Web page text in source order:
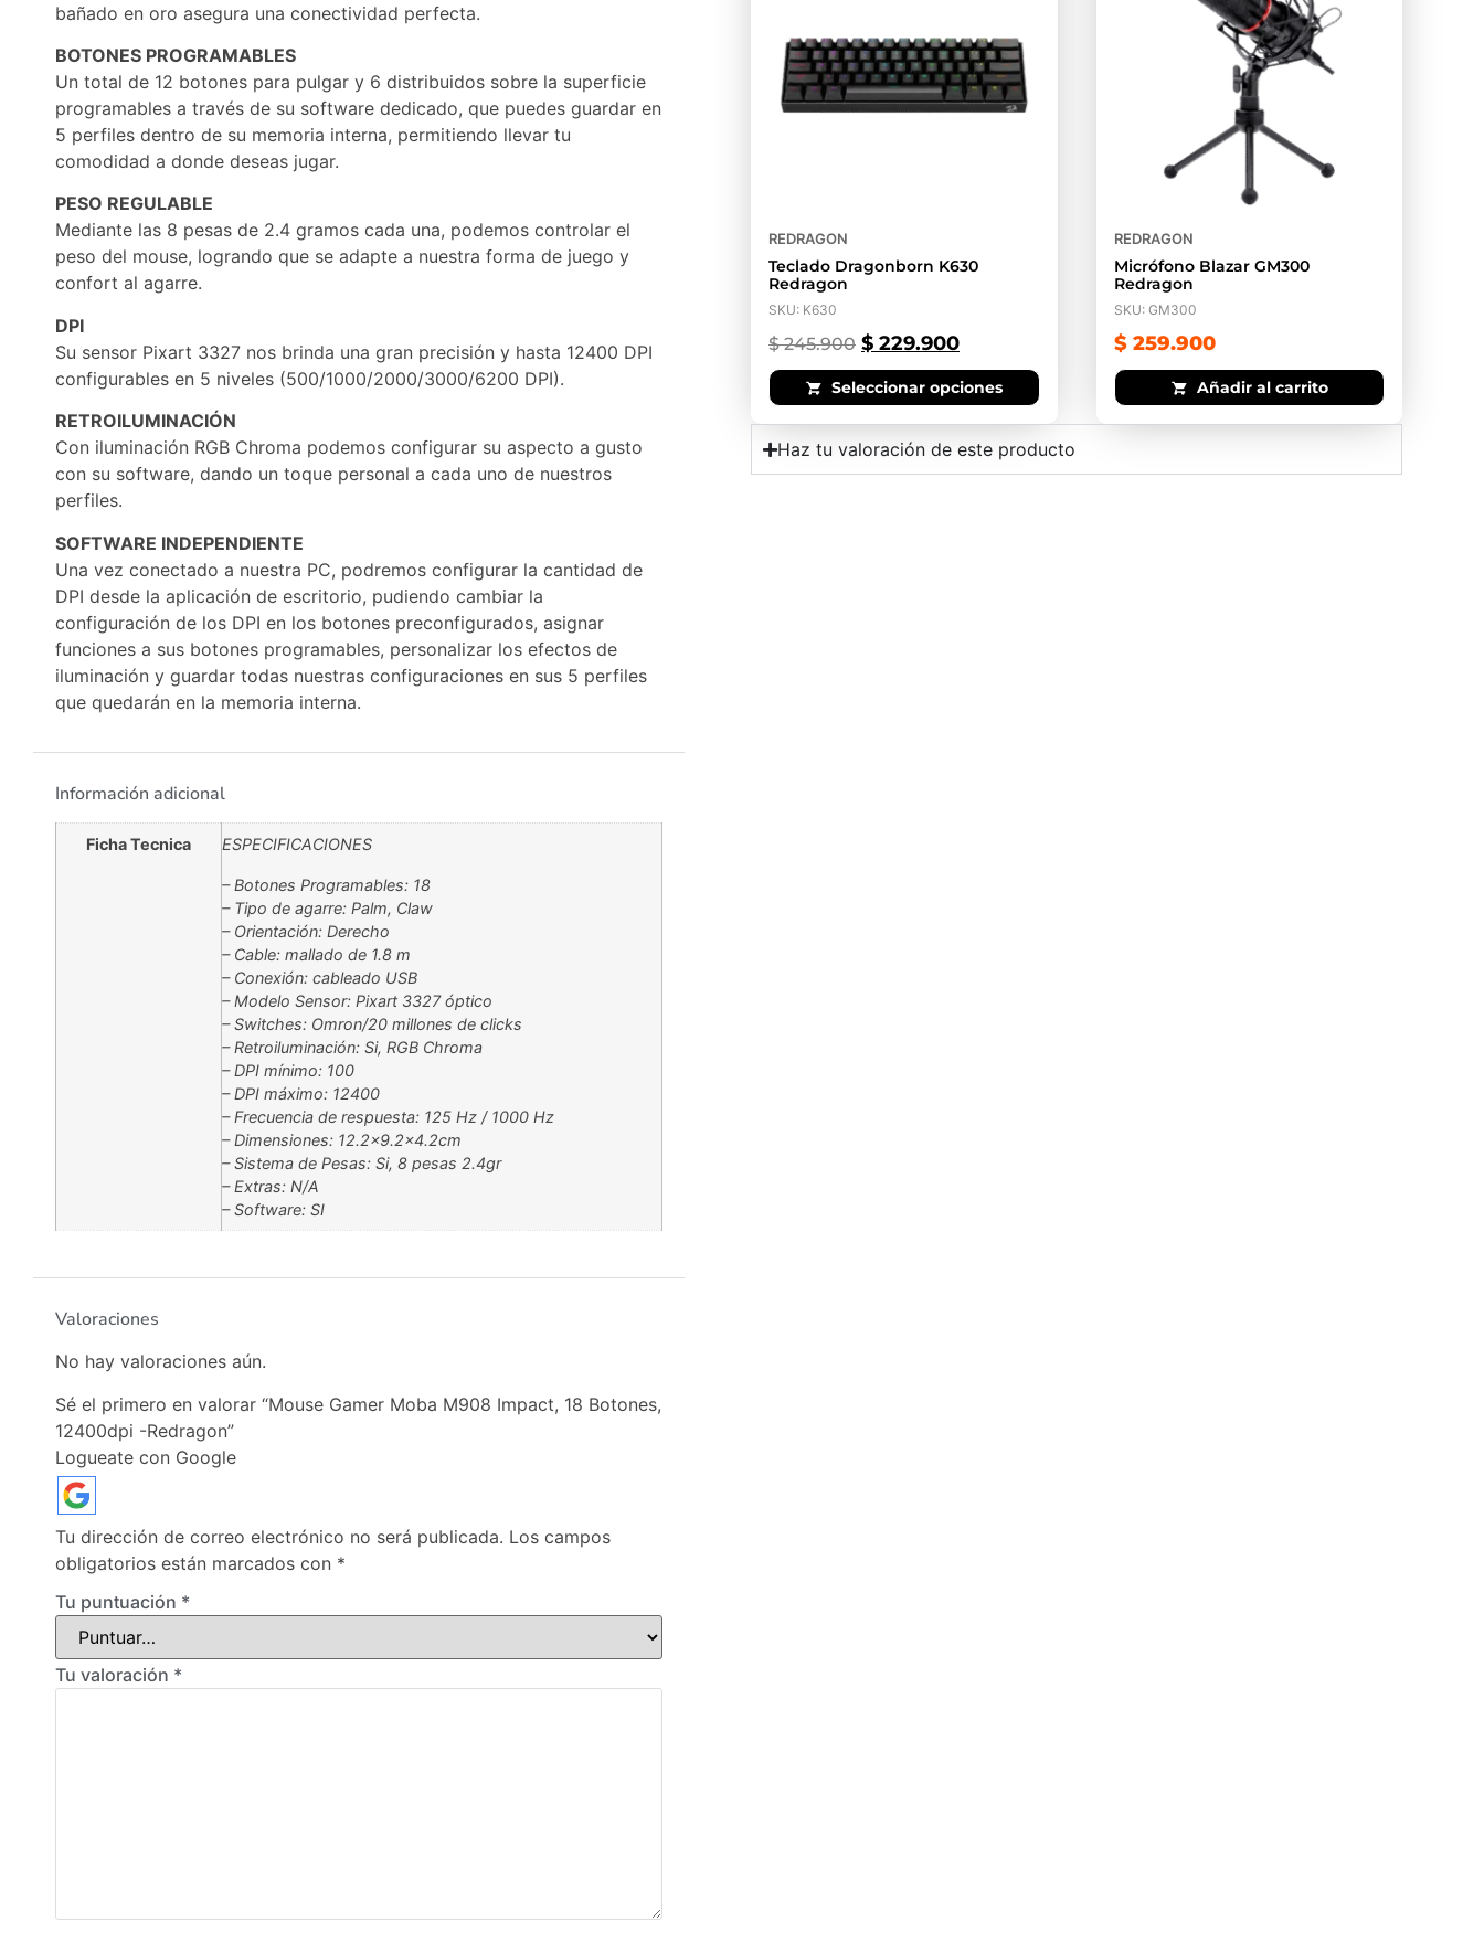
bañado en oro asegura una conectividad perfecta.
BOTONES PROGRAMABLES
Un total de 12 botones para pulgar y 6 distribuidos sobre la superficie
programables a través de su software dedicado, que puedes guardar en
5 perfiles dentro de su memoria interna, permitiendo llevar tu
comodidad a donde deseas jugar.
PESO REGULABLE
Mediante las 8 pesas de 2.4 gramos cada una, podemos controlar el
peso del mouse, logrando que se adapte a nuestra forma de juego y
confort al agarre.
DPI
Su sensor Pixart 3327 nos brinda una gran precisión y hasta 12400 DPI
configurables en 5 niveles (500/1000/2000/3000/6200 DPI).
RETROILUMINACIÓN
Con iluminación RGB Chroma podemos configurar su aspecto a gusto
con su software, dando un toque personal a cada uno de nuestros
perfiles.
SOFTWARE INDEPENDIENTE
Una vez conectado a nuestra PC, podremos configurar la cantidad de
DPI desde la aplicación de escritorio, pudiendo cambiar la
configuración de los DPI en los botones preconfigurados, asignar
funciones a sus botones programables, personalizar los efectos de
iluminación y guardar todas nuestras configuraciones en sus 5 perfiles
que quedarán en la memoria interna.
Información adicional
Ficha Tecnica ESPECIFICACIONES
– Botones Programables: 18
– Tipo de agarre: Palm, Claw
– Orientación: Derecho
– Cable: mallado de 1.8 m
– Conexión: cableado USB
– Modelo Sensor: Pixart 3327 óptico
– Switches: Omron/20 millones de clicks
– Retroiluminación: Si, RGB Chroma
– DPI mínimo: 100
– DPI máximo: 12400
– Frecuencia de respuesta: 125 Hz / 1000 Hz
– Dimensiones: 12.2×9.2×4.2cm
– Sistema de Pesas: Si, 8 pesas 2.4gr
– Extras: N/A
– Software: SI
Valoraciones
No hay valoraciones aún.
Sé el primero en valorar “Mouse Gamer Moba M908 Impact, 18 Botones,
12400dpi -Redragon”
Logueate con Google
Tu dirección de correo electrónico no será publicada. Los campos
obligatorios están marcados con *
Tu puntuación *
Tu valoración *
REDRAGON
Teclado Dragonborn K630
Redragon
SKU: K630
$245.900 $ 229.900
Seleccionar opciones
REDRAGON
Micrófono Blazar GM300
Redragon
SKU: GM300
$259.900
Añadir al carrito
Haz tu valoración de este producto